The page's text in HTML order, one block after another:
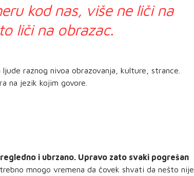
kod nas, više ne liči na
liči na obrazac.
raznog nivoa obrazovanja, kulture, strance.
na jezik kojim govore.
i ubrzano. Upravo zato svaki pogrešan
mnogo vremena da čovek shvati da nešto nije